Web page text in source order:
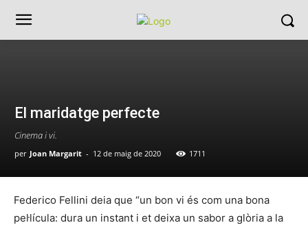
El maridatge perfecte
Cinema i vi.
per Joan Margarit - 12 de maig de 2020 1711
Federico Fellini deia que “un bon vi és com una bona
pel·lícula: dura un instant i et deixa un sabor a glòria a la